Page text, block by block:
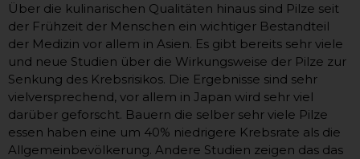
Über die kulinarischen Qualitäten hinaus sind Pilze seit
der Frühzeit der Menschen ein wichtiger Bestandteil
der Medizin vor allem in Asien. Es gibt bereits sehr viele
und neue Studien über die Wirkungsweise der Pilze zur
Senkung des Krebsrisikos. Die Ergebnisse sind sehr
vielversprechend, vor allem in Japan wird sehr viel
darüber geforscht. Bauern die selber sehr viele Pilze
essen haben eine um 40% niedrigere Krebsrate als die
Allgemeinbevölkerung. Andere Studien zeigen das das